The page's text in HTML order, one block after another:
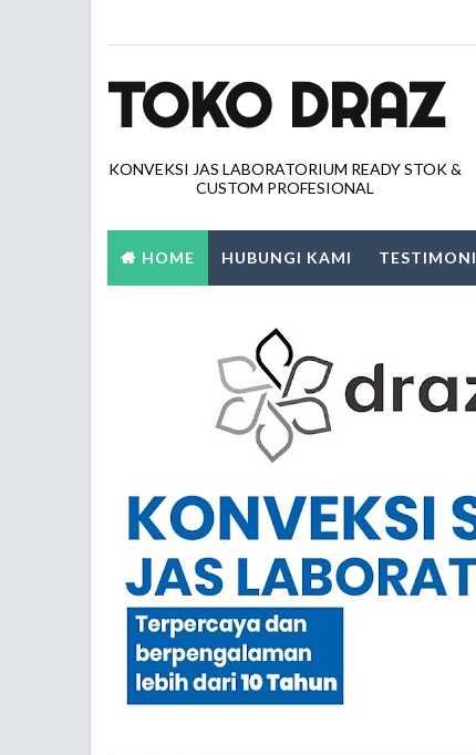
TOKO DRAZ
KONVEKSI JAS LABORATORIUM READY STOK &
CUSTOM PROFESIONAL
HOME HUBUNGI KAMI TESTIMONI